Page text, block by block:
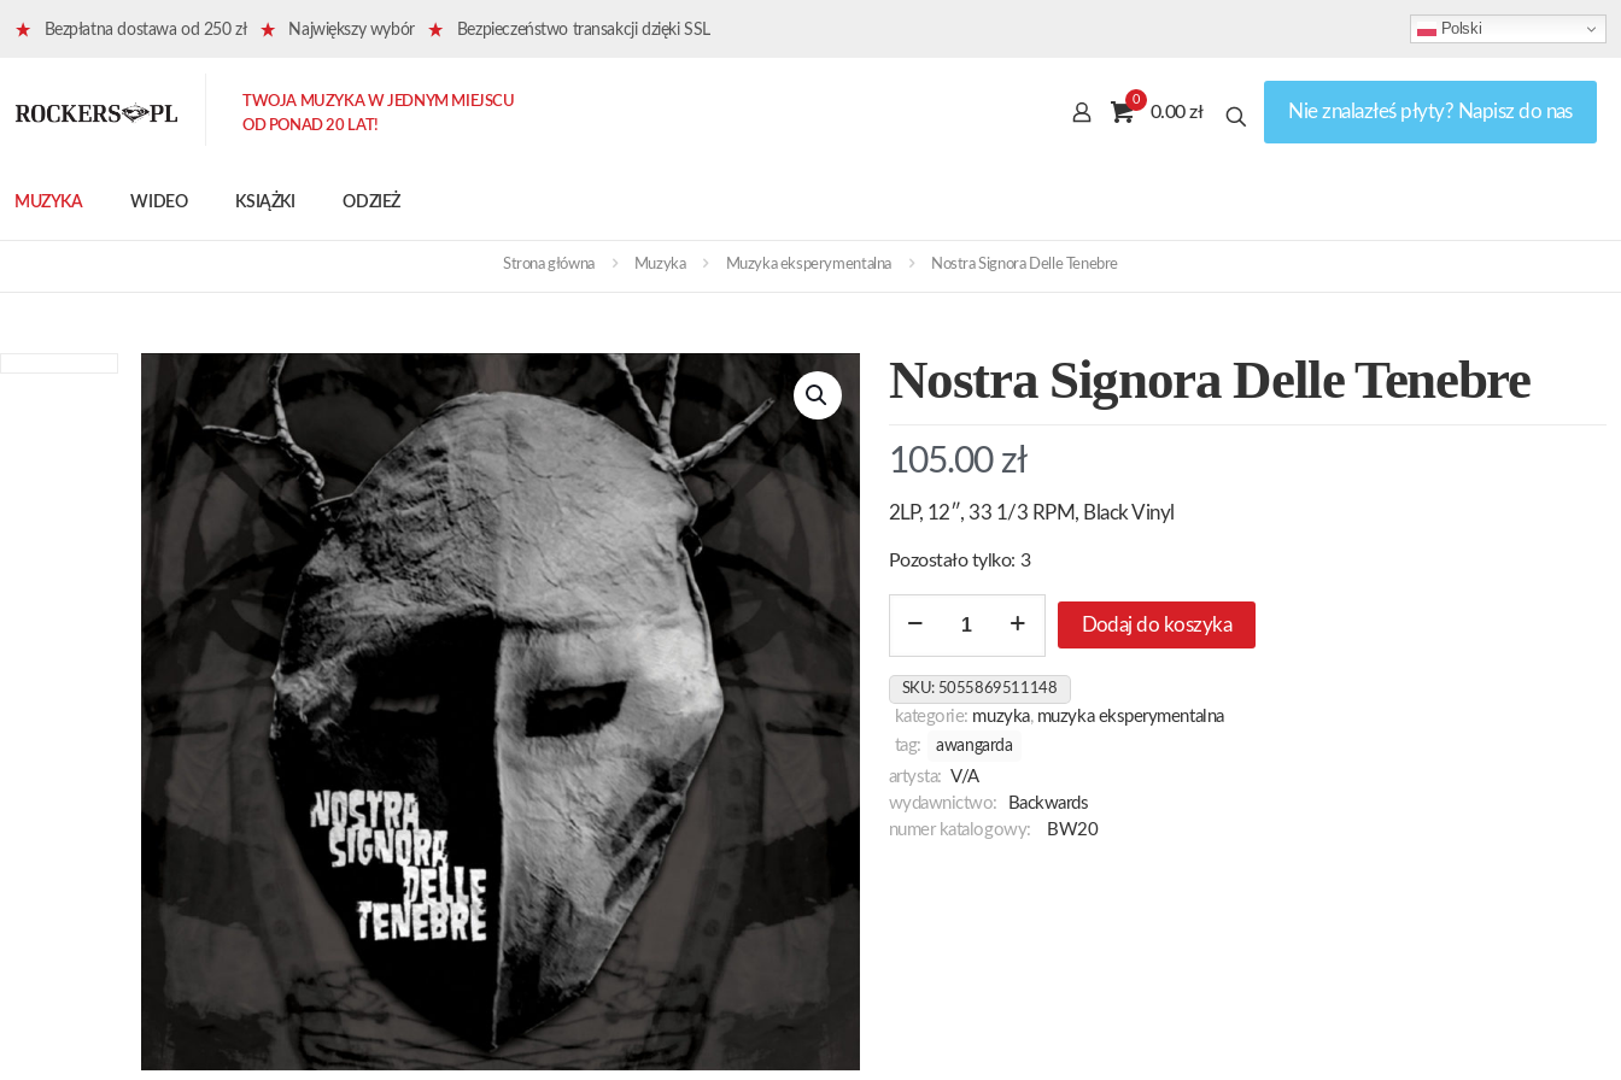
Bezpłatna dostawa od 250 zł Największy wybór Bezpieczeństwo transakcji dzięki SSL Polski
MUZYKA WIDEO KSIĄŻKI ODZIEŻ
TWOJA MUZYKA W JEDNYM MIEJSCU
OD PONAD 20 LAT!
0
0.00 zł Nie znalazłeś płyty? Napisz do nas
Strona główna Muzyka Muzyka eksperymentalna Nostra Signora Delle Tenebre
Nostra Signora Delle Tenebre
105.00 zł
2LP, 12″, 33 1/3 RPM, Black Vinyl
Pozostało tylko: 3
Delle
Tenebre
Dodaj do koszyka
SKU: 5055869511148
kategorie: muzyka, muzyka eksperymentalna
tag:
awangarda
artysta: V/A
wydawnictwo:
Backwards
numer katalogowy:
BW20